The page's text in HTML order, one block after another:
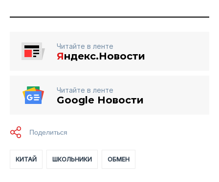
Читайте в ленте
Яндекс.Новости
Читайте в ленте
Google Новости
КИТАЙ ШКОЛЬНИКИ ОБМЕН